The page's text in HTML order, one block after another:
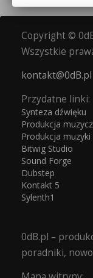
Copyright ©
Wszystkie
kontakt@0dB.pl
Przydatne linki:
Synteza dźwięku
Produkcja
Produkcja muzyki
Bitwig Studio
Sound Forge
Dubstep
Kontakt 5
Sylenth1
0dB.pl –
poradniki,